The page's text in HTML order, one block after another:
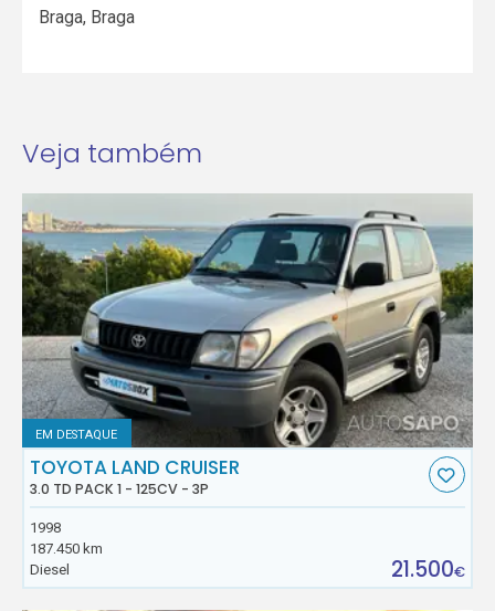
Braga, Braga
Veja também
EM DESTAQUE
TOYOTA LAND CRUISER
3.0 TD PACK 1 - 125CV - 3P
1998
187.450 km
Diesel
21.500€